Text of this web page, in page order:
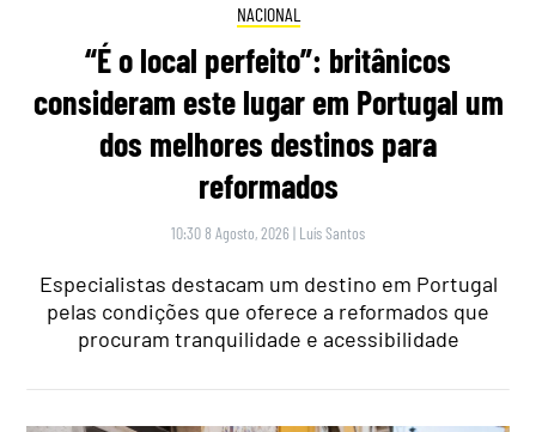
NACIONAL
“É o local perfeito”: britânicos
consideram este lugar em Portugal um
dos melhores destinos para
reformados
10:30 8 Agosto, 2026 | Luís Santos
Especialistas destacam um destino em Portugal
pelas condições que oferece a reformados que
procuram tranquilidade e acessibilidade